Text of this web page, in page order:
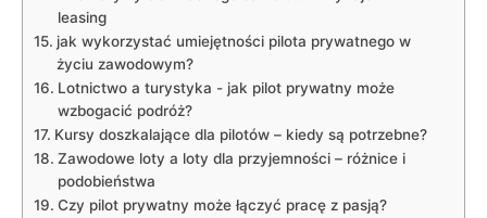
leasing
jak‍ wykorzystać ‍umiejętności pilota prywatnego w
życiu⁢ zawodowym?
Lotnictwo a turystyka ‌-‌ jak pilot ‌prywatny może
wzbogacić⁤ podróż?
Kursy doszkalające dla pilotów – kiedy są potrzebne?
Zawodowe loty a loty dla przyjemności – różnice i
podobieństwa
Czy pilot ⁤prywatny może ‌łączyć⁣ pracę z ⁢pasją?